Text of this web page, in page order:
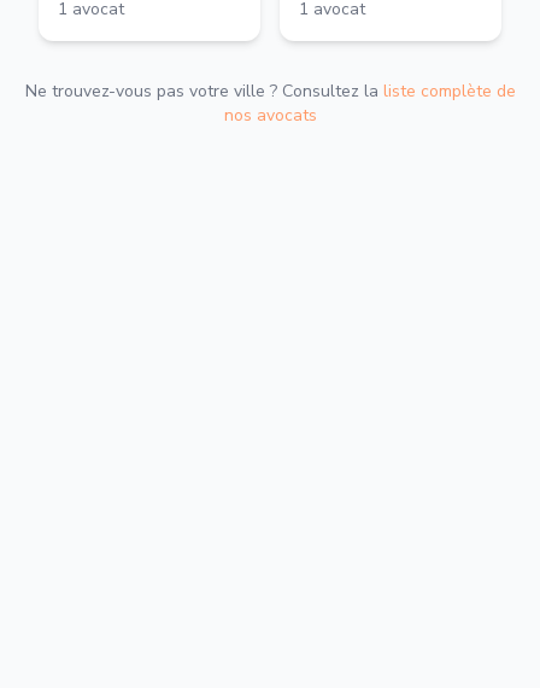
1 avocat 1 avocat
Ne trouvez-vous pas votre ville ? Consultez la liste complète de
nos avocats